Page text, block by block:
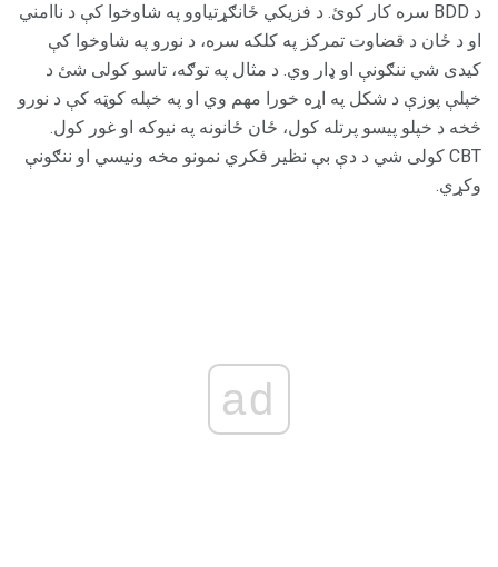
د BDD سره کار کوئ. د فزیکي ځانګړتیاوو په شاوخوا کې د ناامني
او د ځان د قضاوت تمرکز په کلکه سره، د نورو په شاوخوا کې
کیدی شي ننګونې او ډار وي. د مثال په توګه، تاسو کولی شئ د
خپلې پوزې د شکل په اړه خورا مهم وي او په خپله کوټه کې د نورو
څخه د خپلو پیسو پرتله کول، ځان ځانونه په نیوکه او غور کول.
CBT کولی شي د دې بې نظیر فکري نمونو مخه ونیسي او ننګونې
وکړي.
ad